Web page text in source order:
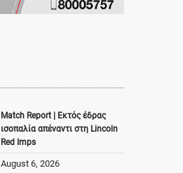
Match Report | Εκτός έδρας
ισοπαλία απέναντι στη Lincoln
Red Imps
August 6, 2026